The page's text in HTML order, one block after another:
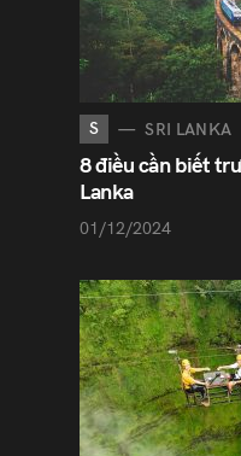
S SRI LANKA
8 điều cần biết
Lanka
01/12/2024